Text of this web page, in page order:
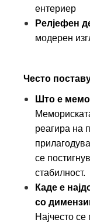
ентериер
Релјефен
модерен
Често
Што е
реагира на
се
стабилност.
Каде е
со
Најчесто